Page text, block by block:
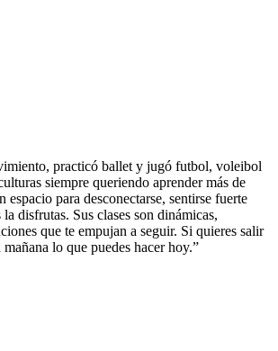
practicó ballet y jugó futbol, voleibol
siempre queriendo aprender más de
para desconectarse, sentirse fuerte
disfrutas. Sus clases son dinámicas,
que te empujan a seguir. Si quieres salir
lo que puedes hacer hoy.”